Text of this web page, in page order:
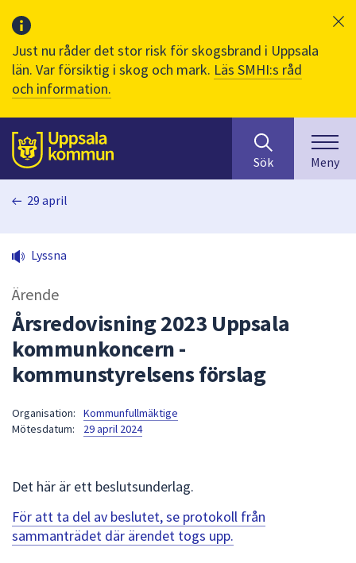
Just nu råder det stor risk för skogsbrand i Uppsala
län. Var försiktig i skog och mark. Läs SMHI:s råd
och information.
Till sidans
huvudinnehåll
efter
innehåll
på
sökfältet
kommer
att
att
navigera
mellan
Sök Meny
29 april
Lyssna
Ärende
Årsredovisning 2023 Uppsala
kommunkoncern -
kommunstyrelsens förslag
Organisation:
Kommunfullmäktige
Mötesdatum:
29 april 2024
Det här är ett beslutsunderlag.
För att ta del av beslutet, se protokoll från
sammanträdet där ärendet togs upp.